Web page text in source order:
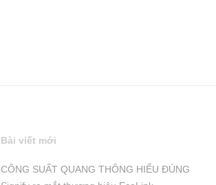
Bài viết mới
CÔNG SUẤT QUANG THÔNG HIỂU ĐÚNG